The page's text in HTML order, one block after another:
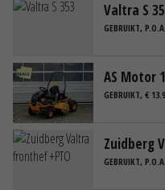
Valtra S
GEBRUIKT, P.O.A.
AS Motor
GEBRUIKT, €
Zuidberg
GEBRUIKT, P.O.A.